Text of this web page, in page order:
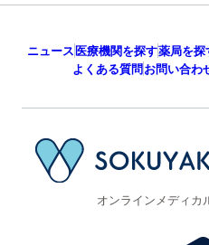
ニュース医療機関を探す薬局を探
よくある質問お問い合わ
オンラインメディカ